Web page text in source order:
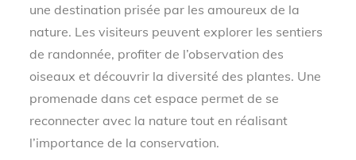
une destination prisée par les amoureux de la
nature. Les visiteurs peuvent explorer les sentiers
de randonnée, profiter de l’observation des
oiseaux et découvrir la diversité des plantes. Une
promenade dans cet espace permet de se
reconnecter avec la nature tout en réalisant
l’importance de la conservation.